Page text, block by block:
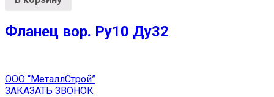
Фланец вор. Ру10 Ду32
ООО “МеталлСтрой”
ЗАКАЗАТЬ ЗВОНОК